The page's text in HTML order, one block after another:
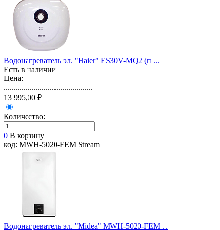
Водонагреватель эл. "Haier" ES30V-MQ2 (п ...
Есть в наличии
Цена:
.............................................
13 995,00 ₽
Количество:
0 В корзину
код: MWH-5020-FEM Stream
Водонагреватель эл. "Midea" MWH-5020-FEM ...